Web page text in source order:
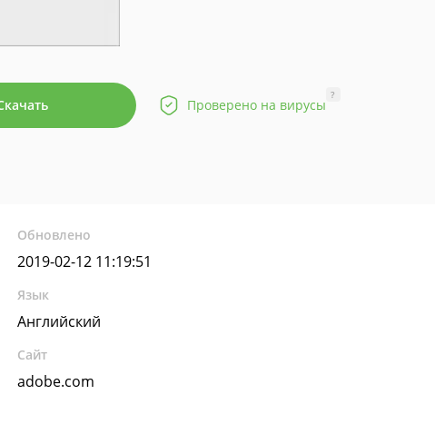
Проверено на вирусы
?
Обновлено
2019-02-12 11:19:51
Язык
Английский
Сайт
adobe.com